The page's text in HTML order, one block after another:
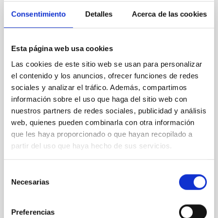
Consentimiento Detalles Acerca de las cookies
Esta página web usa cookies
Las cookies de este sitio web se usan para personalizar
el contenido y los anuncios, ofrecer funciones de redes
sociales y analizar el tráfico. Además, compartimos
información sobre el uso que haga del sitio web con
nuestros partners de redes sociales, publicidad y análisis
web, quienes pueden combinarla con otra información
que les haya proporcionado o que hayan recopilado a
partir del uso que haya hecho de sus servicios.
Necesarias
Preferencias
The Teide Observatory reduces its
energy
The Instituto de Astrofísica de Canarias (IAC) has
achieved significant energy savings at the Teide
Observatory (OT) after the installation, at the end of
December 2024, of a total of 100 photovoltaic panels
in the solar farm located in front of the residence.
According to comparative data between January to
June 2024 and the same period in 2025, the OT
residence has reduced its electricity consumption by
an average of 66.70%, while the observatory as a
whole has recorded an average saving of 40.05% on
work has been amortised, which